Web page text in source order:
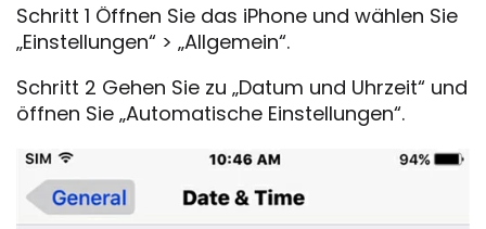
Schritt 1 Öffnen Sie das iPhone und wählen Sie
„Einstellungen“ > „Allgemein“.
Schritt 2 Gehen Sie zu „Datum und Uhrzeit“ und
öffnen Sie „Automatische Einstellungen“.